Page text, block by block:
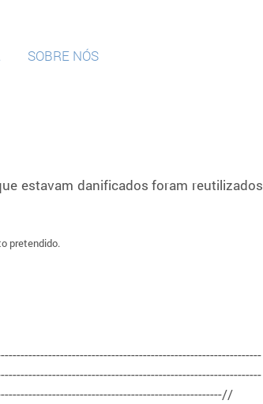
SOBRE NÓS
estavam danificados foram reutilizados
pretendido.